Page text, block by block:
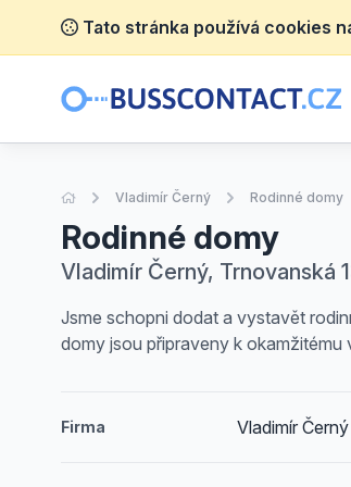
Tato stránka používá cookies
Úvodní stránka
Vladimír Černý Rodinné domy
Rodinné domy
Vladimír Černý, Trnovanská
Jsme schopni dodat a vystavět
domy jsou připraveny k
Firma Vladimír Černý